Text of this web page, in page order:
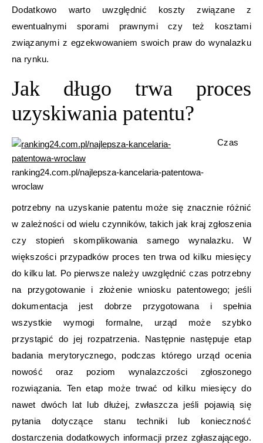
Dodatkowo warto uwzględnić koszty związane z
ewentualnymi sporami prawnymi czy też kosztami
związanymi z egzekwowaniem swoich praw do wynalazku
na rynku.
Jak długo trwa proces
uzyskiwania patentu?
ranking24.com.pl/najlepsza-kancelaria-patentowa-
wroclaw
Czas
potrzebny na uzyskanie patentu może się znacznie różnić
w zależności od wielu czynników, takich jak kraj zgłoszenia
czy stopień skomplikowania samego wynalazku. W
większości przypadków proces ten trwa od kilku miesięcy
do kilku lat. Po pierwsze należy uwzględnić czas potrzebny
na przygotowanie i złożenie wniosku patentowego; jeśli
dokumentacja jest dobrze przygotowana i spełnia
wszystkie wymogi formalne, urząd może szybko
przystąpić do jej rozpatrzenia. Następnie następuje etap
badania merytorycznego, podczas którego urząd ocenia
nowość oraz poziom wynalazczości zgłoszonego
rozwiązania. Ten etap może trwać od kilku miesięcy do
nawet dwóch lat lub dłużej, zwłaszcza jeśli pojawią się
pytania dotyczące stanu techniki lub konieczność
dostarczenia dodatkowych informacji przez zgłaszającego.